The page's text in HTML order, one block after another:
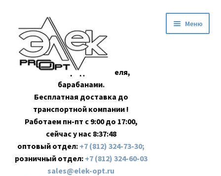
навигации
содержимому
Оптовая продажа кабеля,
барабанами.
Бесплатная доставка до
транспортной компании !
Работаем пн-пт с 9:00 до 17:00,
сейчас у нас 8:37:49
оптовый отдел: +7 (812) 324-73-30;
розничный отдел: +7 (812) 324-60-03
sales@elek-opt.ru
Меню